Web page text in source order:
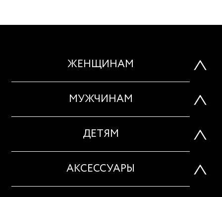
ЖЕНЩИНАМ
МУЖЧИНАМ
ДЕТЯМ
АКСЕССУАРЫ